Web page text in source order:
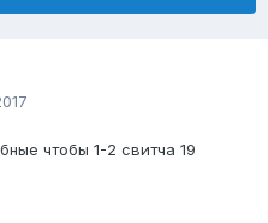
чтобы 1-2 свитча 19